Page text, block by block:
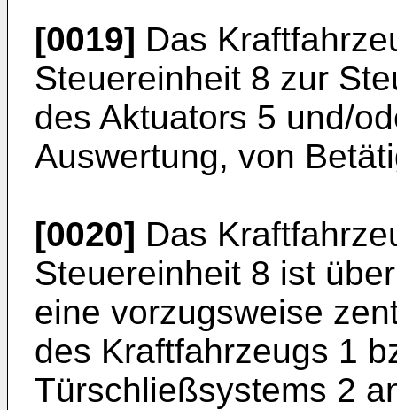
[0019] Das
Steuereinheit 8 zur
des Aktuators 5 und/
Auswertung, von
[0020] Das
Steuereinheit 8 ist
eine vorzugsweise
des Kraftfahrzeugs 1
Türschließsystems 2